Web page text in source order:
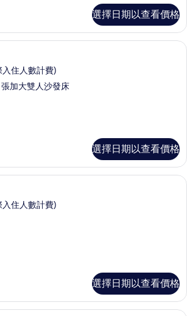
選擇日期以查看價格
書桌、筆電工作空間、免費無線上網、
入住人數計費)
張加大雙人沙發床
選擇日期以查看價格
書桌、筆電工作空間、免費無線上網、
入住人數計費)
選擇日期以查看價格
書桌、筆電工作空間、免費無線上網、